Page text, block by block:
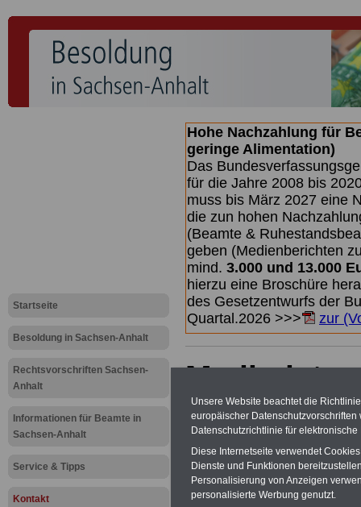
Startseite
Besoldung in Sachsen-Anhalt
Rechtsvorschriften Sachsen-
Anhalt
Informationen für Beamte in
Sachsen-Anhalt
Service & Tipps
Kontakt
Hohe Nachzahlung für
geringe Alimentation)
Das
für die Jahre 2008 bis
muss bis März 2027 eine
die zun hohen
(Beamte &
geben (Medienberichten
mind. 3.000 und 13.000
hierzu eine Broschüre
des Gesetzentwurfs der
Quartal.2026 >>>
zur
sachsen-
dieser
Unsere Website beachtet die
europäischer
Datenschutzrichtlinie für
Diese Internetseite verwendet
Dienste und Funktionen
Personalisierung von Anzeigen
personalisierte Werbung genutzt.